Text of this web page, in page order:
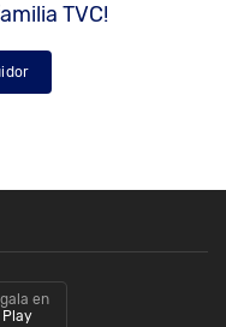
TVC!
en
Play